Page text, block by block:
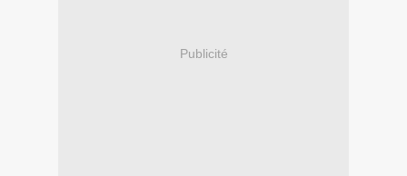
Publicité